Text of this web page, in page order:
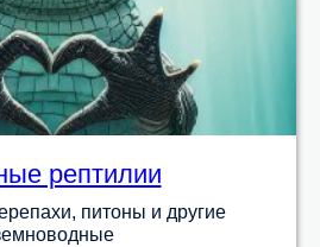
рептилии
питоны и другие